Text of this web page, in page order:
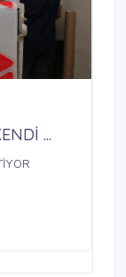
...